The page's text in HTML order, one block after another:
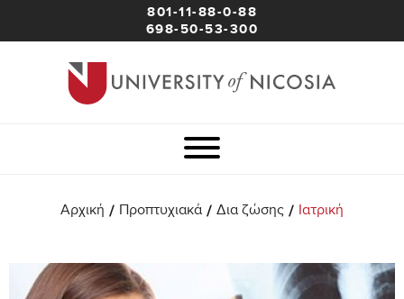
801-11-88-0-88
698-50-53-300
Αρχική / Προπτυχιακά / Δια ζώσης / Ιατρική